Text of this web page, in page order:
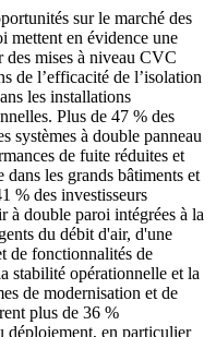
sur le marché des
mettent en évidence une
mises à niveau CVC
de l’efficacité de l’isolation
les installations
Plus de 47 % des
systèmes à double panneau
de fuite réduites et
les grands bâtiments et
% des investisseurs
à double paroi intégrées à la
du débit d'air, d'une
de fonctionnalités de
stabilité opérationnelle et la
de modernisation et de
plus de 36 %
déploiement, en particulier